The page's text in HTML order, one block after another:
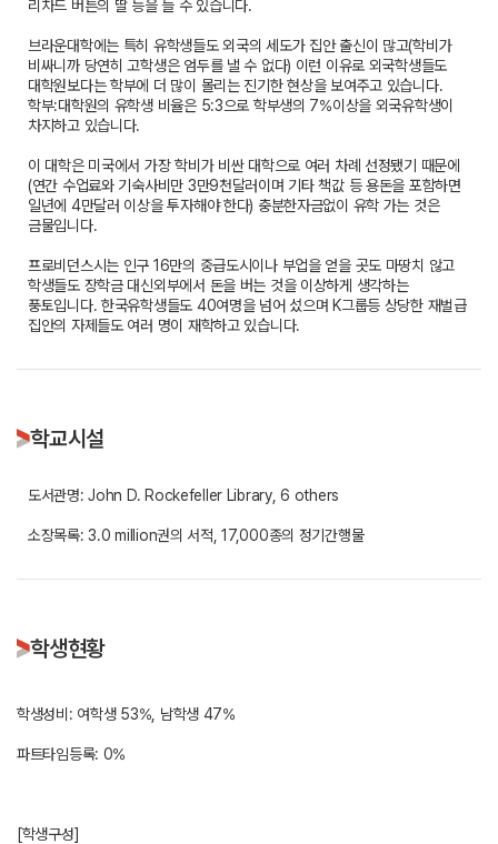
리차드 버튼의 딸 등을 들 수 있습니다.
브라운대학에는 특히 유학생들도 외국의 세도가 집안 출신이 많고(학비가
비싸니까 당연히 고학생은 엄두를 낼 수 없다) 이런 이유로 외국학생들도
대학원보다는 학부에 더 많이 몰리는 진기한 현상을 보여주고 있습니다.
학부:대학원의 유학생 비율은 5:3으로 학부생의 7%이상을 외국유학생이
차지하고 있습니다.
이 대학은 미국에서 가장 학비가 비싼 대학으로 여러 차례 선정됐기 때문에
(연간 수업료와 기숙사비만 3만9천달러이며 기타 책값 등 용돈을 포함하면
일년에 4만달러 이상을 투자해야 한다) 충분한자금없이 유학 가는 것은
금물입니다.
프로비던스시는 인구 16만의 중급도시이나 부업을 얻을 곳도 마땅치 않고
학생들도 장학금 대신외부에서 돈을 버는 것을 이상하게 생각하는
풍토입니다. 한국유학생들도 40여명을 넘어 섰으며 K그룹등 상당한 재벌급
집안의 자제들도 여러 명이 재학하고 있습니다.
학교시설
도서관명: John D. Rockefeller Library, 6 others
소장목록: 3.0 million권의 서적, 17,000종의 정기간행물
학생현황
학생성비: 여학생 53%, 남학생 47%
파트타임등록: 0%
[학생구성]